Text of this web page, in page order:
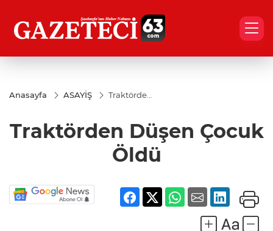
Anasayfa ASAYİŞ
Traktörden
Traktörden Düşen Çocuk
Öldü